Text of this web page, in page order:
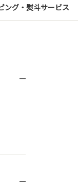
ング・熨斗サービス